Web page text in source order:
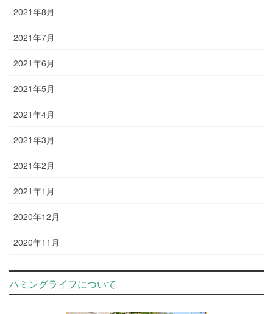
2021年8月
2021年7月
2021年6月
2021年5月
2021年4月
2021年3月
2021年2月
2021年1月
2020年12月
2020年11月
ハミングライフについて